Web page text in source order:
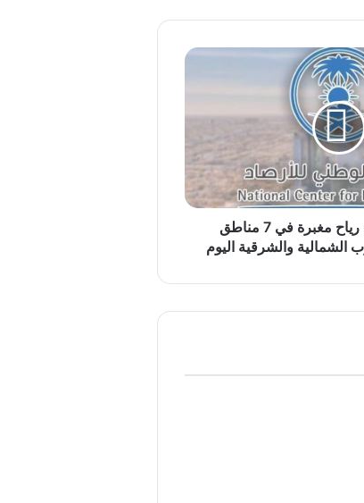
تنبيهات الأرصاد : رياح مغبرة في 7 مناطق
الشمالية والشرقية اليوم